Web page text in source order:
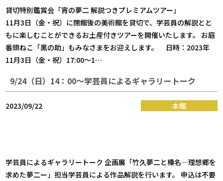
貸切特別鑑賞会「宵の夢二 解説つきプレミアムツアー」
11月3日（金・祝）に閉館後の美術館を貸切で、学芸員の解説とと
もに楽しむことができるお土産付きツアーを開催いたします。 お庭
番頭ねこ「黑の助」もみなさまをお迎えします。 日時：2023年
11月3日（金・祝）17:00～1…
9/24（日）14：00～学芸員によるギャラリートーク
2023/09/22 本館
学芸員によるギャラリートーク 企画展「竹久夢二と榛名―理想郷を
求めた夢二ー」担当学芸員による作品解説を行います。 申込は不要